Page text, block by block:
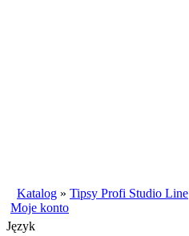
Katalog » Tipsy Profi Studio Line
Moje konto
Język